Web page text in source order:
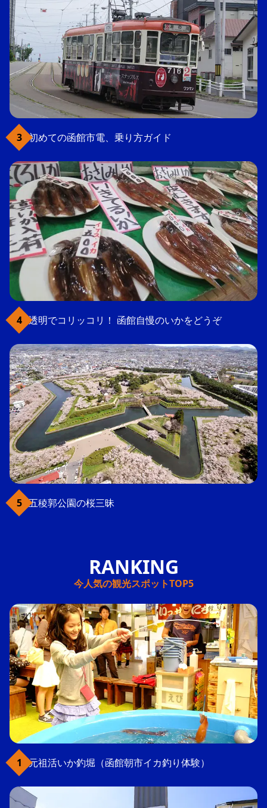
初めての函館市電、乗り方ガイド
透明でコリッコリ！ 函館自慢のいかをどうぞ
五稜郭公園の桜三昧
今人気の観光スポットTOP5
元祖活いか釣堀（函館朝市イカ釣り体験）